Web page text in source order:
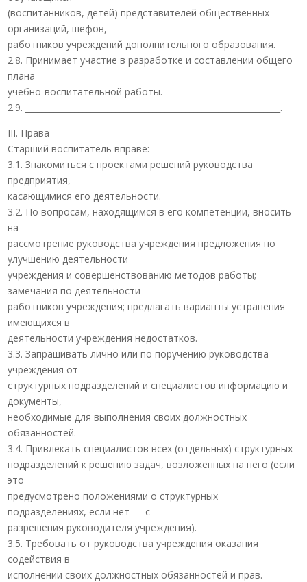
(воспитанников, детей) представителей общественных
организаций, шефов,
работников учреждений дополнительного образования.
2.8. Принимает участие в разработке и составлении общего
плана
учебно-воспитательной работы.
2.9. ______________________________________________________________.
III. Права
Старший воспитатель вправе:
3.1. Знакомиться с проектами решений руководства
предприятия,
касающимися его деятельности.
3.2. По вопросам, находящимся в его компетенции, вносить
на
рассмотрение руководства учреждения предложения по
улучшению деятельности
учреждения и совершенствованию методов работы;
замечания по деятельности
работников учреждения; предлагать варианты устранения
имеющихся в
деятельности учреждения недостатков.
3.3. Запрашивать лично или по поручению руководства
учреждения от
структурных подразделений и специалистов информацию и
документы,
необходимые для выполнения своих должностных
обязанностей.
3.4. Привлекать специалистов всех (отдельных) структурных
подразделений к решению задач, возложенных на него (если
это
предусмотрено положениями о структурных
подразделениях, если нет — с
разрешения руководителя учреждения).
3.5. Требовать от руководства учреждения оказания
содействия в
исполнении своих должностных обязанностей и прав.